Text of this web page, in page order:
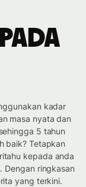
kadar
masa nyata dan
5 tahun
baik? Tetapkan
kepada anda
Dengan ringkasan
yang terkini.